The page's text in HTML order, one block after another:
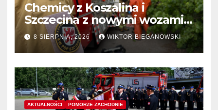
Chemicy z Koszalina i
Szczecina z nowymi wozami –
wyłoniono wykonawcę
8 SIERPNIA, 2026 WIKTOR BIEGANOWSKI
AKTUALNOŚCI POMORZE ZACHODNIE